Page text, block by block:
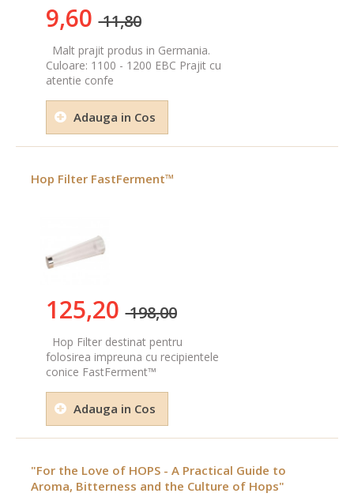
9,60 11,80
Malt prajit produs in Germania.
Culoare: 1100 - 1200 EBC Prajit cu
atentie confe
Adauga in Cos
Hop Filter FastFerment™
125,20 198,00
Hop Filter destinat pentru
folosirea impreuna cu recipientele
conice FastFerment™
Adauga in Cos
"For the Love of HOPS - A Practical Guide to
Aroma, Bitterness and the Culture of Hops"